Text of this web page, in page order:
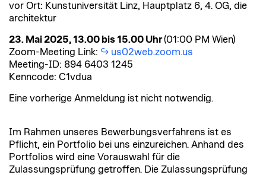
vor Ort: Kunstuniversität Linz, Hauptplatz 6, 4. OG, die
architektur
23. Mai 2025, 13.00 bis 15.00 Uhr(01:00 PM Wien)
Zoom-Meeting Link:
us02web.zoom.us
Meeting-ID: 894 6403 1245
Kenncode: C1vdua
Eine vorherige Anmeldung ist nicht notwendig.
Im Rahmen unseres Bewerbungsverfahrens ist es
Pflicht, ein Portfolio bei uns einzureichen. Anhand des
Portfolios wird eine Vorauswahl für die
Zulassungsprüfung getroffen. Die Zulassungsprüfung